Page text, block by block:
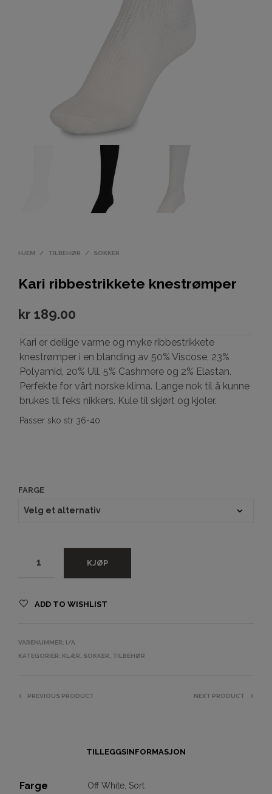
HJEM / TILBEHØR / SOKKER
Kari ribbestrikkete knestrømper
kr 189.00
Kari er deilige varme og myke ribbestrikkete
knestrømper i en blanding av 50% Viscose, 23%
Polyamid, 20% Ull, 5% Cashmere og 2% Elastan.
Perfekte for vårt norske klima. Lange nok til å kunne
brukes til feks nikkers. Kule til skjørt og kjoler.
Passer sko str 36-40
FARGE
KJØP
ADD TO WISHLIST
VARENUMMER: I/A
KATEGORIER: KLÆR SOKKER TILBEHØR
PREVIOUS PRODUCT NEXT PRODUCT
TILLEGGSINFORMASJON
Farge Off White Sort